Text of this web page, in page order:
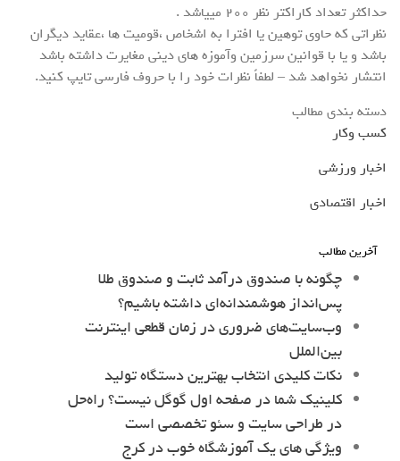
حداکثر تعداد کاراکتر نظر 200 ميياشد .
نظراتی که حاوی توهین یا افترا به اشخاص ،قومیت ها ،عقاید دیگران
باشد و یا با قوانین سرزمین وآموزه های دینی مغایرت داشته باشد
انتشار نخواهد شد – لطفاً نظرات خود را با حروف فارسی تایپ کنید.
دسته بندی مطالب
کسب وکار
اخبار ورزشی
اخبار اقتصادی
آخرین مطالب
چگونه با صندوق درآمد ثابت و صندوق طلا
پس‌انداز هوشمندانه‌ای داشته باشیم؟
وب‌سایت‌های ضروری در زمان قطعی اینترنت
بین‌الملل
نکات کلیدی انتخاب بهترین دستگاه تولید
کلینیک شما در صفحه اول گوگل نیست؟ راه‌حل
در طراحی سایت و سئو تخصصی است
ویژگی های یک آموزشگاه خوب در کرج